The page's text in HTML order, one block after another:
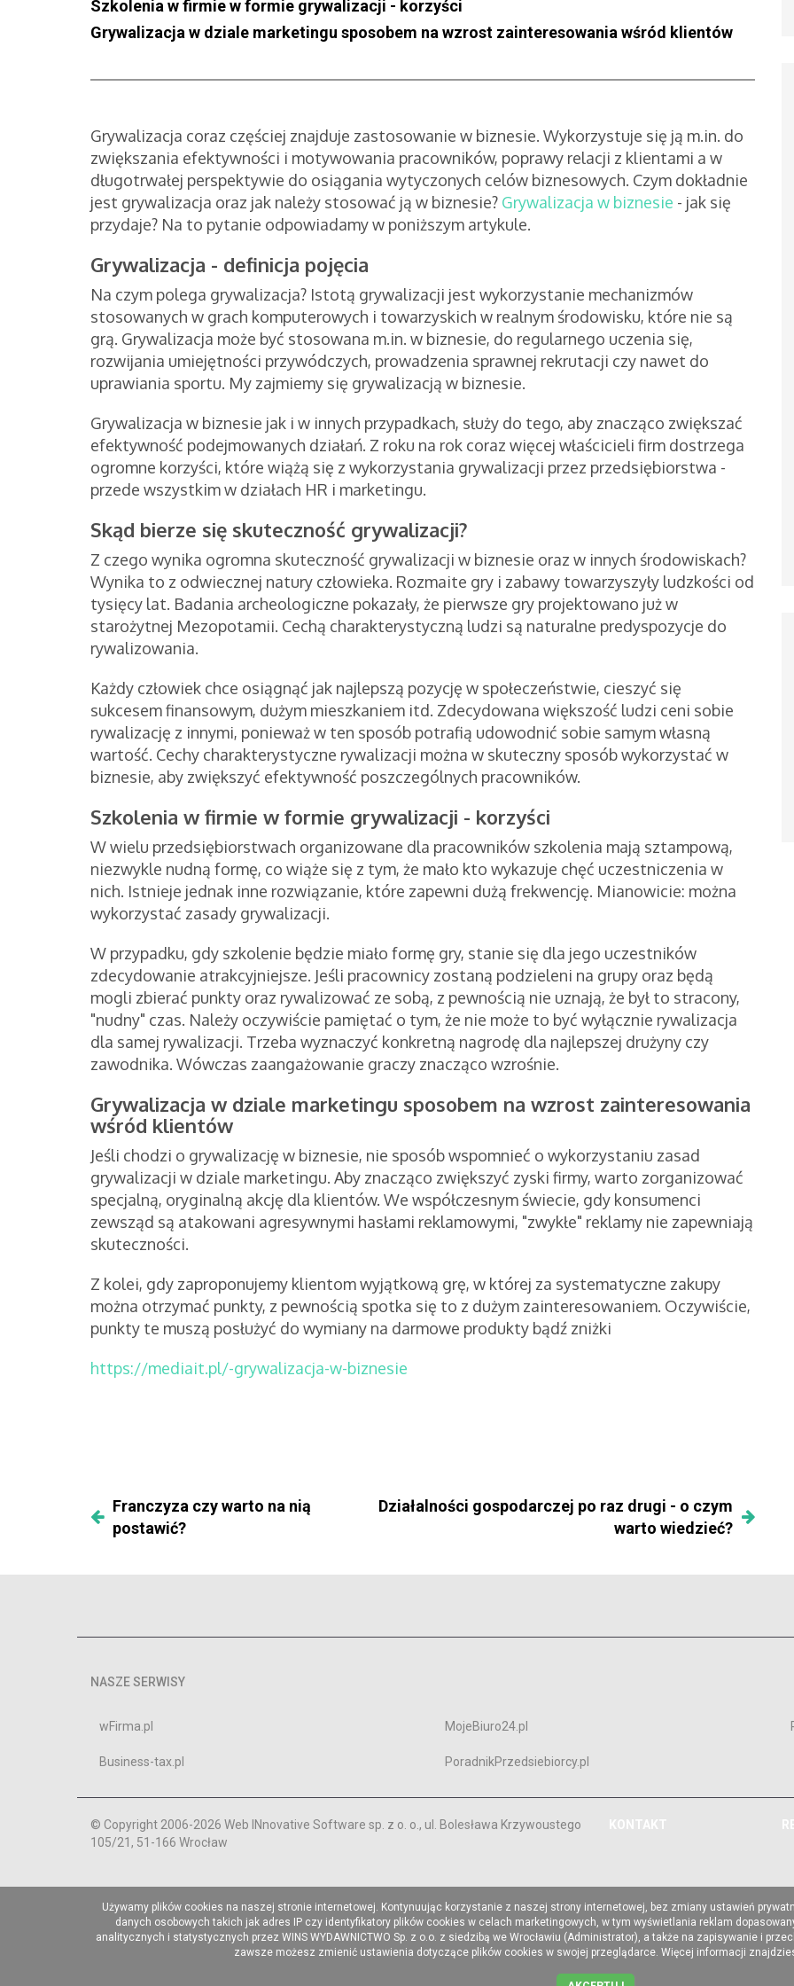
Szkolenia w firmie w formie grywalizacji - korzyści
Grywalizacja w dziale marketingu sposobem na wzrost zainteresowania wśród klientów
Grywalizacja coraz częściej znajduje zastosowanie w biznesie. Wykorzystuje się ją m.in. do
zwiększania efektywności i motywowania pracowników, poprawy relacji z klientami a w
długotrwałej perspektywie do osiągania wytyczonych celów biznesowych. Czym dokładnie
jest grywalizacja oraz jak należy stosować ją w biznesie? Grywalizacja w biznesie - jak się
przydaje? Na to pytanie odpowiadamy w poniższym artykule.
Grywalizacja - definicja pojęcia
Na czym polega grywalizacja? Istotą grywalizacji jest wykorzystanie mechanizmów
stosowanych w grach komputerowych i towarzyskich w realnym środowisku, które nie są
grą. Grywalizacja może być stosowana m.in. w biznesie, do regularnego uczenia się,
rozwijania umiejętności przywódczych, prowadzenia sprawnej rekrutacji czy nawet do
uprawiania sportu. My zajmiemy się grywalizacją w biznesie.
Grywalizacja w biznesie jak i w innych przypadkach, służy do tego, aby znacząco zwiększać
efektywność podejmowanych działań. Z roku na rok coraz więcej właścicieli firm dostrzega
ogromne korzyści, które wiążą się z wykorzystania grywalizacji przez przedsiębiorstwa -
przede wszystkim w działach HR i marketingu.
Skąd bierze się skuteczność grywalizacji?
Z czego wynika ogromna skuteczność grywalizacji w biznesie oraz w innych środowiskach?
Wynika to z odwiecznej natury człowieka. Rozmaite gry i zabawy towarzyszyły ludzkości od
tysięcy lat. Badania archeologiczne pokazały, że pierwsze gry projektowano już w
starożytnej Mezopotamii. Cechą charakterystyczną ludzi są naturalne predyspozycje do
rywalizowania.
Każdy człowiek chce osiągnąć jak najlepszą pozycję w społeczeństwie, cieszyć się
sukcesem finansowym, dużym mieszkaniem itd. Zdecydowana większość ludzi ceni sobie
rywalizację z innymi, ponieważ w ten sposób potrafią udowodnić sobie samym własną
wartość. Cechy charakterystyczne rywalizacji można w skuteczny sposób wykorzystać w
biznesie, aby zwiększyć efektywność poszczególnych pracowników.
Szkolenia w firmie w formie grywalizacji - korzyści
W wielu przedsiębiorstwach organizowane dla pracowników szkolenia mają sztampową,
niezwykle nudną formę, co wiąże się z tym, że mało kto wykazuje chęć uczestniczenia w
nich. Istnieje jednak inne rozwiązanie, które zapewni dużą frekwencję. Mianowicie: można
wykorzystać zasady grywalizacji.
W przypadku, gdy szkolenie będzie miało formę gry, stanie się dla jego uczestników
zdecydowanie atrakcyjniejsze. Jeśli pracownicy zostaną podzieleni na grupy oraz będą
mogli zbierać punkty oraz rywalizować ze sobą, z pewnością nie uznają, że był to stracony,
"nudny" czas. Należy oczywiście pamiętać o tym, że nie może to być wyłącznie rywalizacja
dla samej rywalizacji. Trzeba wyznaczyć konkretną nagrodę dla najlepszej drużyny czy
zawodnika. Wówczas zaangażowanie graczy znacząco wzrośnie.
Grywalizacja w dziale marketingu sposobem na wzrost zainteresowania
wśród klientów
Jeśli chodzi o grywalizację w biznesie, nie sposób wspomnieć o wykorzystaniu zasad
grywalizacji w dziale marketingu. Aby znacząco zwiększyć zyski firmy, warto zorganizować
specjalną, oryginalną akcję dla klientów. We współczesnym świecie, gdy konsumenci
zewsząd są atakowani agresywnymi hasłami reklamowymi, "zwykłe" reklamy nie zapewniają
skuteczności.
Z kolei, gdy zaproponujemy klientom wyjątkową grę, w której za systematyczne zakupy
można otrzymać punkty, z pewnością spotka się to z dużym zainteresowaniem. Oczywiście,
punkty te muszą posłużyć do wymiany na darmowe produkty bądź zniżki
https://mediait.pl/-grywalizacja-w-biznesie
Franczyza czy warto na nią
postawić?
Działalności gospodarczej po raz drugi - o czym
warto wiedzieć?
NASZE SERWISY
wFirma.pl
Business-tax.pl
MojeBiuro24.pl
PoradnikPrzedsiebiorcy.pl
© Copyright 2006-2026 Web INnovative Software sp. z o. o., ul. Bolesława Krzywoustego
105/21, 51-166 Wrocław
KONTAKT
Używamy plików cookies na naszej stronie internetowej. Kontynuując korzystanie z naszej strony internetowej, bez zmiany ustawień
danych osobowych takich jak adres IP czy identyfikatory plików cookies w celach marketingowych, w tym wyświetlania reklam
analitycznych i statystycznych przez WINS WYDAWNICTWO Sp. z o.o. z siedzibą we Wrocławiu (Administrator), a także na zapisywanie i
zawsze możesz zmienić ustawienia dotyczące plików cookies w swojej przeglądarce. Więcej informacji